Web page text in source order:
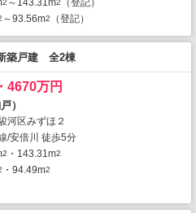
～93.56m2 （登記）
築戸建 全2棟
4670万円
）
河区みずほ２
/安倍川 徒歩5分
2 ・143.31m2
・94.49m2